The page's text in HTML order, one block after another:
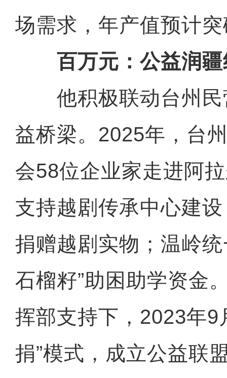
场需求，年产值预计
百万元：公益润
他积极联动台州民
益桥梁。2025年，台
会58位企业家走进阿
支持越剧传承中心建
捐赠越剧实物；温岭
石榴籽”助困助学资金
挥部支持下，2023年9
捐”模式，成立公益联